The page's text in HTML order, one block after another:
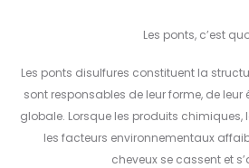
Les ponts, c’est
Les ponts disulfures constituent la
sont responsables de leur forme, de
globale. Lorsque les produits
les facteurs environnementaux
cheveux se cassent et